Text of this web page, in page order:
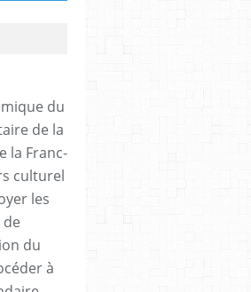
du
de la
la Franc-
culturel
les
du
à